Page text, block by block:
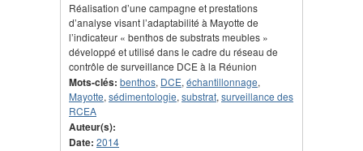
Réalisation d’une campagne et prestations
d’analyse visant l’adaptabilité à Mayotte de
l’indicateur « benthos de substrats meubles »
développé et utilisé dans le cadre du réseau de
contrôle de surveillance DCE à la Réunion
Mots-clés: benthos, DCE, échantillonnage,
Mayotte, sédimentologie, substrat, surveillance des
RCEA
Auteur(s):
Date: 2014